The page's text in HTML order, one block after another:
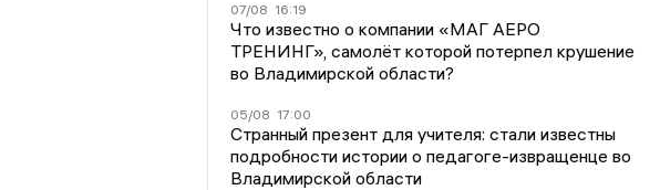
07/08 16:19
Что известно о компании «МАГ АЕРО
ТРЕНИНГ», самолёт которой потерпел крушение
во Владимирской области?
05/08 17:00
Странный презент для учителя: стали известны
подробности истории о педагоге-извращенце во
Владимирской области